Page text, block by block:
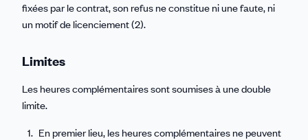
fixées par le contrat, son refus ne constitue ni une faute, ni
un motif de licenciement (2).
Limites
Les heures complémentaires sont soumises à une double
limite.
En premier lieu, les heures complémentaires ne peuvent